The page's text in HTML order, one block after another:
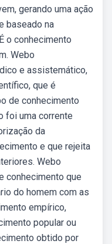
gerando uma ação
baseado na
o conhecimento
Webo
e assistemático,
que é
de conhecimento
foi uma corrente
da
e que rejeita
Webo
conhecimento que
do homem com as
empírico,
popular ou
obtido por